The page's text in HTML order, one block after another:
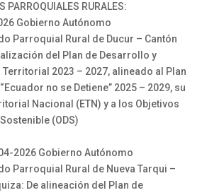
PARROQUIALES RURALES:
Gobierno Autónomo
Parroquial Rural de Ducur – Cantón
del Plan de Desarrollo y
2023 – 2027, alineado al Plan
no se Detiene” 2025 – 2029, su
Nacional (ETN) y a los Objetivos
(ODS)
2026 Gobierno Autónomo
Parroquial Rural de Nueva Tarqui –
De alineación del Plan de